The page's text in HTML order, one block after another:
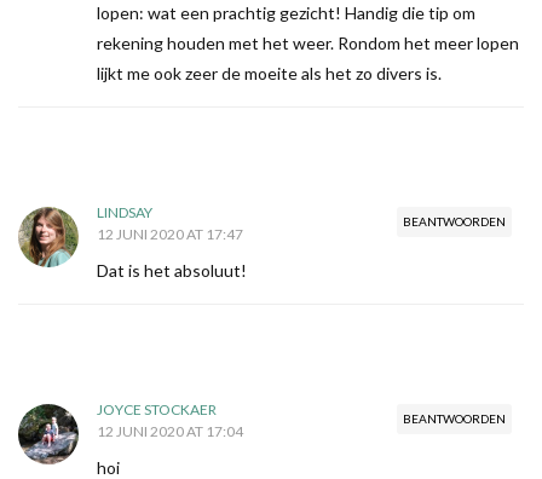
lopen: wat een prachtig gezicht! Handig die tip om
rekening houden met het weer. Rondom het meer lopen
lijkt me ook zeer de moeite als het zo divers is.
BEANTWOORDEN
LINDSAY
12 JUNI 2020 AT 17:47
Dat is het absoluut!
BEANTWOORDEN
JOYCE STOCKAER
12 JUNI 2020 AT 17:04
hoi